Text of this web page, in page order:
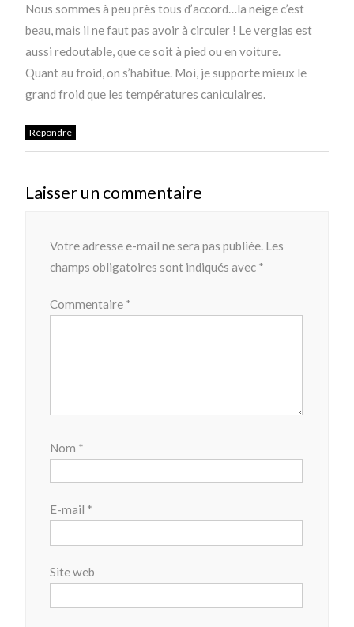
Nous sommes à peu près tous d’accord…la neige c’est
beau, mais il ne faut pas avoir à circuler ! Le verglas est
aussi redoutable, que ce soit à pied ou en voiture.
Quant au froid, on s’habitue. Moi, je supporte mieux le
grand froid que les températures caniculaires.
Répondre
Laisser un commentaire
Votre adresse e-mail ne sera pas publiée. Les
champs obligatoires sont indiqués avec *
Commentaire *
Nom *
E-mail *
Site web